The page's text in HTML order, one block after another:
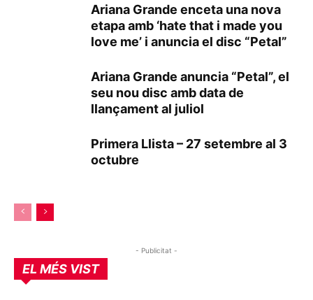
Ariana Grande enceta una nova
etapa amb ‘hate that i made you
love me’ i anuncia el disc “Petal”
Ariana Grande anuncia “Petal”, el
seu nou disc amb data de
llançament al juliol
Primera Llista – 27 setembre al 3
octubre
- Publicitat -
EL MÉS VIST